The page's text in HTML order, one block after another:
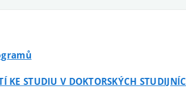
STUDIU V DOKTORSKÝCH